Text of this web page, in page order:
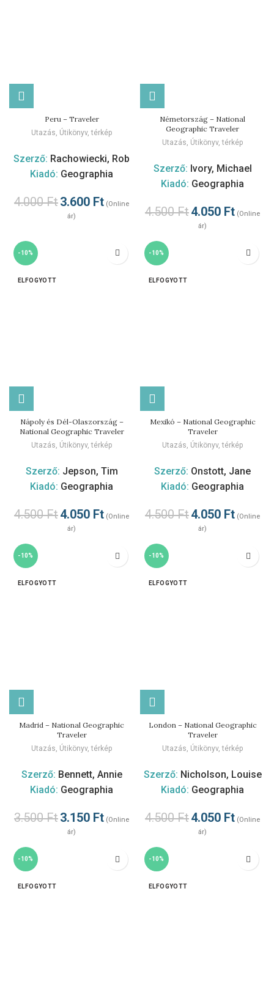
Peru – Traveler
Utazás, Útikönyv, térkép
Szerző: Rachowiecki, Rob
Kiadó: Geographia
4.000Ft3.600 Ft (Online
ár)
Németország – National
Geographic Traveler
Utazás, Útikönyv, térkép
Szerző: Ivory, Michael
Kiadó: Geographia
4.500Ft4.050 Ft (Online
ár)
-10%
ELFOGYOTT
Nápoly és Dél-Olaszország –
National Geographic Traveler
Utazás, Útikönyv, térkép
Szerző: Jepson, Tim
Kiadó: Geographia
4.500Ft4.050 Ft (Online
ár)
-10%
ELFOGYOTT
Mexikó – National Geographic
Traveler
Utazás, Útikönyv, térkép
Szerző: Onstott, Jane
Kiadó: Geographia
4.500Ft4.050 Ft (Online
ár)
-10%
ELFOGYOTT
Madrid – National Geographic
Traveler
Utazás, Útikönyv, térkép
Szerző: Bennett, Annie
Kiadó: Geographia
3.500Ft3.150 Ft (Online
ár)
-10%
ELFOGYOTT
London – National Geographic
Traveler
Utazás, Útikönyv, térkép
Szerző: Nicholson, Louise
Kiadó: Geographia
4.500Ft4.050 Ft (Online
ár)
-10%
ELFOGYOTT
-10%
ELFOGYOTT